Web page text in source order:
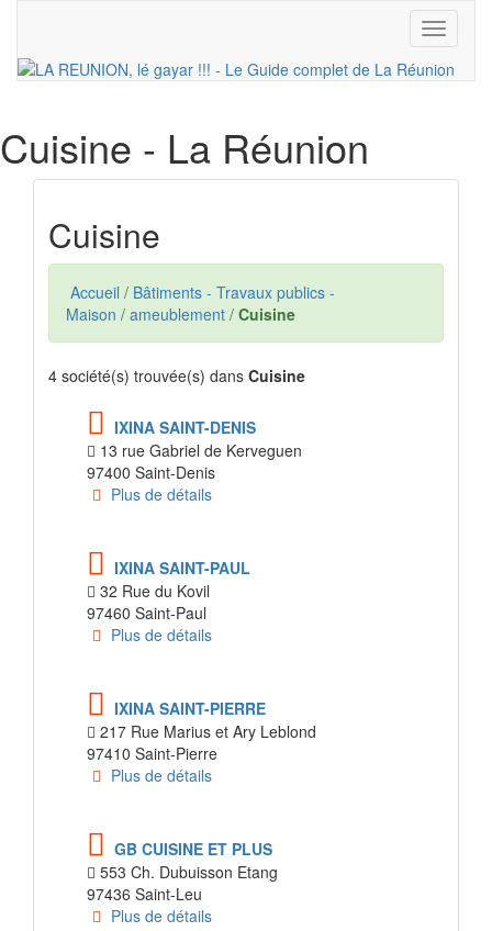
Toggle
Cuisine - La Réunion
Cuisine
Accueil / Bâtiments - Travaux publics -
Maison / ameublement / Cuisine
4 société(s) trouvée(s) dans Cuisine
IXINA SAINT-DENIS
13 rue Gabriel de Kerveguen
97400 Saint-Denis
Plus de détails
IXINA SAINT-PAUL
32 Rue du Kovil
97460 Saint-Paul
Plus de détails
IXINA SAINT-PIERRE
217 Rue Marius et Ary Leblond
97410 Saint-Pierre
Plus de détails
GB CUISINE ET PLUS
553 Ch. Dubuisson Etang
97436 Saint-Leu
Plus de détails